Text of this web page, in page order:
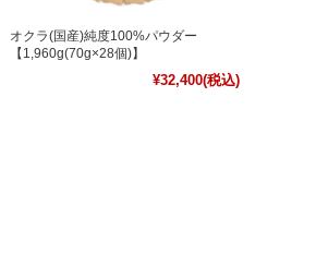
オクラ(国産)純度100%パウダー
【1,960g(70g×28個)】
¥32,400(税込)